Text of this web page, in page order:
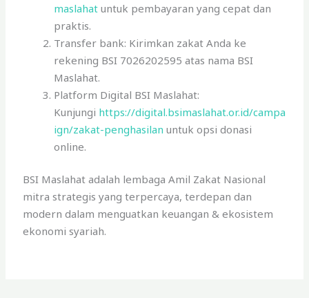
maslahat untuk pembayaran yang cepat dan
praktis.
Transfer bank: Kirimkan zakat Anda ke
rekening BSI 7026202595 atas nama BSI
Maslahat.
Platform Digital BSI Maslahat:
Kunjungi https://digital.bsimaslahat.or.id/campa
ign/zakat-penghasilan untuk opsi donasi
online.
BSI Maslahat adalah lembaga Amil Zakat Nasional
mitra strategis yang terpercaya, terdepan dan
modern dalam menguatkan keuangan & ekosistem
ekonomi syariah.